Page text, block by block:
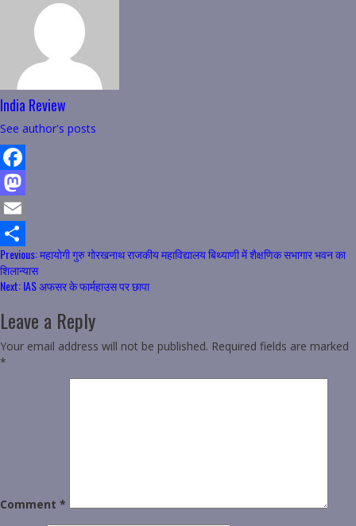
India Review
See author's posts
Facebook
Mastodon
Email
Share
Continue
Reading
Previous:महायोगी गुरु गोरखनाथ राजकीय महाविद्यालय बिथ्याणी में शैक्षणिक सभागार भवन का
शिलान्यास
Next:IAS अफसर के फार्महाउस पर छापा
Leave a Reply
Your email address will not be published. Required fields are marked
*
Comment *